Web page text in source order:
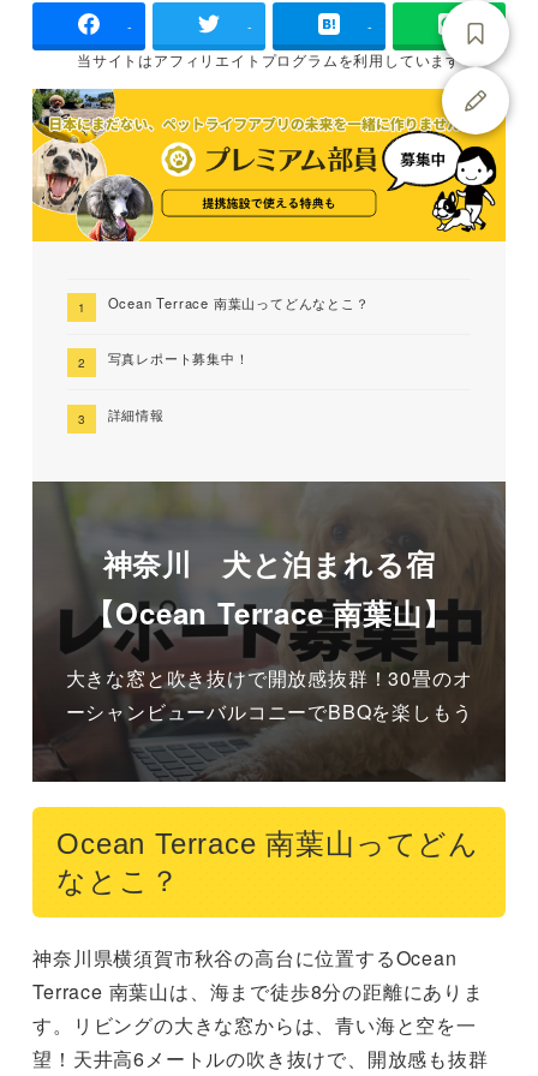
- - -
当サイトはアフィリエイトプログラムを利用しています
Ocean Terrace 南葉山ってどんなとこ？
写真レポート募集中！
詳細情報
神奈川 犬と泊まれる宿
【Ocean Terrace 南葉山】
大きな窓と吹き抜けで開放感抜群！30畳のオ
ーシャンビューバルコニーでBBQを楽しもう
Ocean Terrace 南葉山ってどん
なとこ？
神奈川県横須賀市秋谷の高台に位置するOcean
Terrace 南葉山は、海まで徒歩8分の距離にありま
す。リビングの大きな窓からは、青い海と空を一
望！天井高6メートルの吹き抜けで、開放感も抜群